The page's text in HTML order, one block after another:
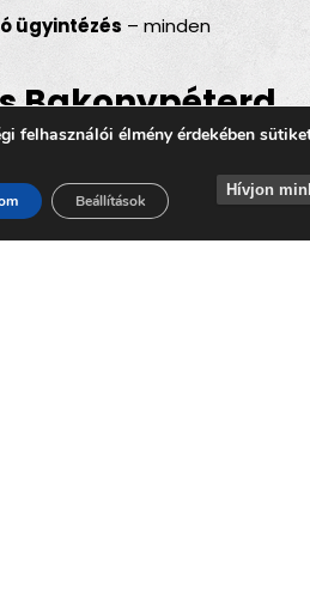
ügyintézés – minden
Bakonypéterd
minden
felhasználói élmény érdekében
Beállítások
Hívjon